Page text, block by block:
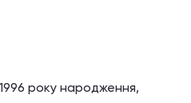
року народження,